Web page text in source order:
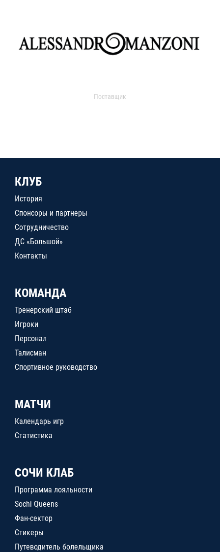
Поставщик
КЛУБ
История
Спонсоры и партнеры
Сотрудничество
ДС «Большой»
Контакты
КОМАНДА
Тренерский штаб
Игроки
Персонал
Талисман
Спортивное руководство
МАТЧИ
Календарь игр
Статистика
СОЧИ КЛАБ
Программа лояльности
Sochi Queens
Фан-сектор
Стикеры
Путеводитель болельщика